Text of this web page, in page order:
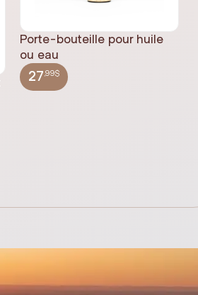
Porte-bouteille pour huile
ou eau
27 ,99$